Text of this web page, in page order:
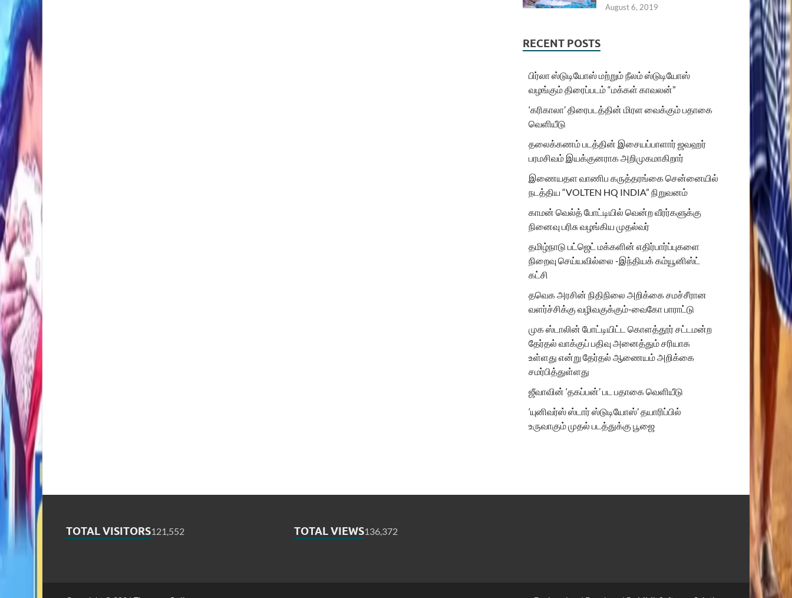
August 6, 2019
RECENT POSTS
பிர்லா ஸ்டுடியோஸ் மற்றும் நீலம் ஸ்டுடியோஸ்
வழங்கும் திரைப்படம் “மக்கள் காவலன்”
‘கரிகாலா’ திரைபடத்தின் மிரள வைக்கும் பதாகை
வெளியீடு
தலைக்கணம் படத்தின் இசையப்பாளார் ஜவஹர்
பரமசிவம் இயக்குனராக அறிமுகமாகிறார்
இணையதள வாணிப கருத்தரங்கை சென்னையில்
நடத்திய “VOLTEN HQ INDIA” நிறுவனம்
காமன் வெல்த் போட்டியில் வென்ற வீரர்களுக்கு
நினைவு பரிசு வழங்கிய முதல்வர்
தமிழ்நாடு பட்ஜெட் மக்களின் எதிர்பார்ப்புகளை
நிறைவு செய்யவில்லை -இந்தியக் கம்யூனிஸ்ட்
கட்சி
தவெக அரசின் நிதிநிலை அறிக்கை சமச்சீரான
வளர்ச்சிக்கு வழிவகுக்கும்-வைகோ பாராட்டு
முக ஸ்டாலின் போட்டியிட்ட கொளத்தூர் சட்டமன்ற
தேர்தல் வாக்குப் பதிவு அனைத்தும் சரியாக
உள்ளது என்று தேர்தல் ஆணையம் அறிக்கை
சமர்பித்துள்ளது
ஜீவாவின் ‘தகப்பன்’ பட பதாகை வெளியீடு
‘யுனிவர்ஸ் ஸ்டார் ஸ்டுடியோஸ்’ தயாரிப்பில்
உருவாகும் முதல் படத்துக்கு பூஜை
TOTAL VISITORS121,552 TOTAL VIEWS136,372